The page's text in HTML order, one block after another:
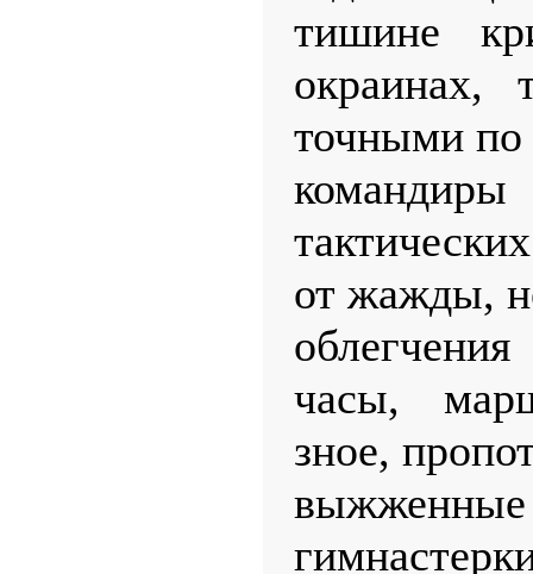
тишине
окраинах,
точными по
от жажды,
часы,
зное,